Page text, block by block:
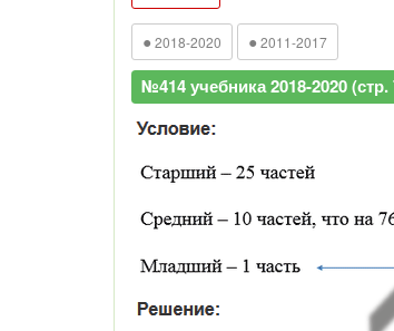
● 2018-2020 ● 2011-2017
№414 учебника 2018-2020 (стр.